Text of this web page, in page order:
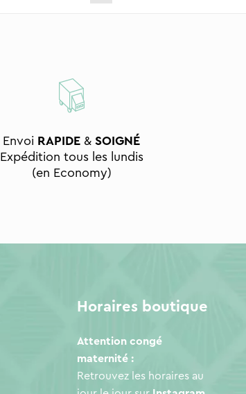
Envoi RAPIDE &SOIGNÉ
Expédition tous les lundis
(en Economy)
Horaires boutique
Attention congé
maternité :
Retrouvez les horaires au